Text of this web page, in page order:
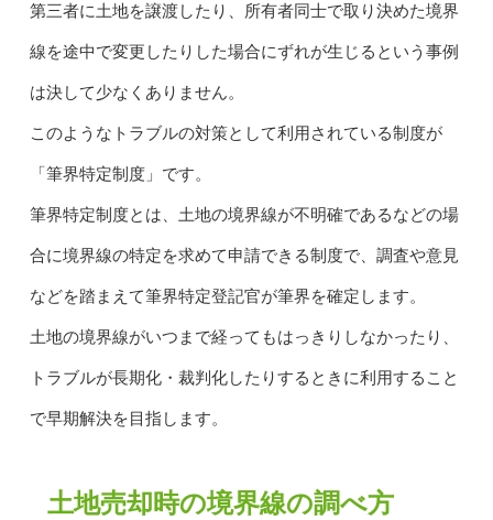
第三者に土地を譲渡したり、所有者同士で取り決めた境界
線を途中で変更したりした場合にずれが生じるという事例
は決して少なくありません。
このようなトラブルの対策として利用されている制度が
「筆界特定制度」です。
筆界特定制度とは、土地の境界線が不明確であるなどの場
合に境界線の特定を求めて申請できる制度で、調査や意見
などを踏まえて筆界特定登記官が筆界を確定します。
土地の境界線がいつまで経ってもはっきりしなかったり、
トラブルが長期化・裁判化したりするときに利用すること
で早期解決を目指します。
土地売却時の境界線の調べ方